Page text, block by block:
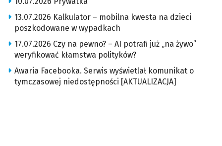
13.07.2026 Kalkulator – mobilna kwesta na dzieci
poszkodowane w wypadkach
17.07.2026 Czy na pewno? – AI potrafi już „na żywo”
weryfikować kłamstwa polityków?
Awaria Facebooka. Serwis wyświetlał komunikat o
tymczasowej niedostępności [AKTUALIZACJA]